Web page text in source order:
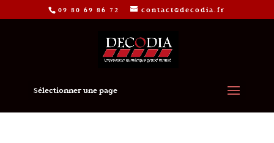
09 80 69 86 72 contact@decodia.fr
Sélectionner une page